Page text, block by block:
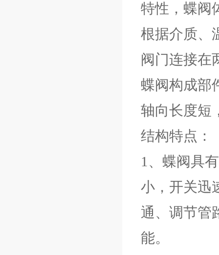
特性，蝶阀
根据介质、
阀门连接在
蝶阀构成部
轴向长度短
结构特点：
1、蝶阀具
小，开关迅
通、调节管
能。